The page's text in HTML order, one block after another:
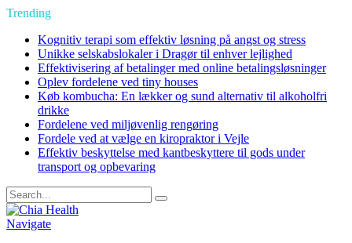
Trending
Kognitiv terapi som effektiv løsning på angst og stress
Unikke selskabslokaler i Dragør til enhver lejlighed
Effektivisering af betalinger med online betalingsløsninger
Oplev fordelene ved tiny houses
Køb kombucha: En lækker og sund alternativ til alkoholfri
drikke
Fordelene ved miljøvenlig rengøring
Fordele ved at vælge en kiropraktor i Vejle
Effektiv beskyttelse med kantbeskyttere til gods under
transport og opbevaring
Navigate